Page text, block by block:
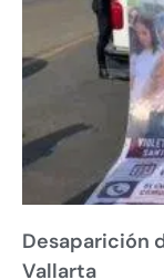
Desaparición
Vallarta